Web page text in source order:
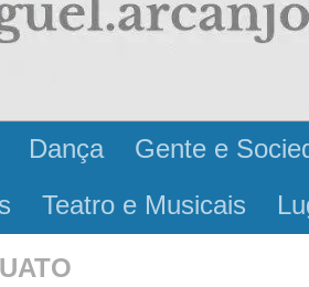
Dança Gente e
Teatro e Musicais